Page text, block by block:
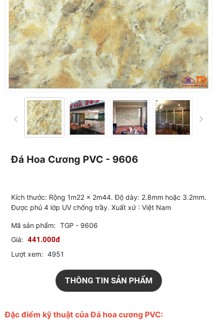
Đá Hoa Cương PVC - 9606
Kích thước: Rộng 1m22 x 2m44. Độ dày: 2.8mm hoặc 3.2mm.
Được phủ 4 lớp UV chống trầy. Xuất xứ : Việt Nam
Mã sản phẩm: TGP - 9606
Giá: 441.000đ
Lượt xem: 4951
THÔNG TIN SẢN PHẨM
Đặc điểm kỹ thuật của Đá hoa cương PVC: